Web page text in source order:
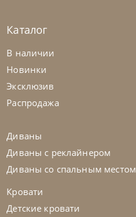
Samoa
Кровать Light
Каталог
В наличии
Новинки
Эксклюзив
Распродажа
Диваны
Диваны с реклайнером
Диваны со спальным местом
Кровати
Детские кровати